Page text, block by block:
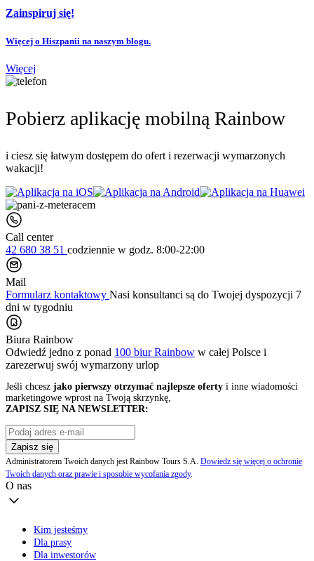
Zainspiruj się!
Więcej o Hiszpanii na naszym blogu.
Więcej
Pobierz aplikację mobilną Rainbow
i ciesz się łatwym dostępem do ofert i rezerwacji wymarzonych
wakacji!
Call center
42 680 38 51 codziennie w godz. 8:00-22:00
Mail
Formularz kontaktowy Nasi konsultanci są do Twojej dyspozycji 7
dni w tygodniu
Biura Rainbow
Odwiedź jedno z ponad 100 biur Rainbow w całej Polsce i
zarezerwuj swój wymarzony urlop
Jeśli chcesz jako pierwszy otrzymać najlepsze oferty i inne wiadomości
marketingowe wprost na Twoją skrzynkę,
ZAPISZ SIĘ NA NEWSLETTER:
Zapisz się
Administratorem Twoich danych jest Rainbow Tours S.A. Dowiedz się więcej o ochronie
Twoich danych oraz prawie i sposobie wycofania zgody.
O nas
Kim jesteśmy
Dla prasy
Dla inwestorów